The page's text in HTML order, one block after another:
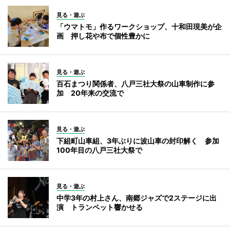
見る・遊ぶ
「ウマトモ」作るワークショップ、十和田現美が企
画 押し花や布で個性豊かに
見る・遊ぶ
百石まつり関係者、八戸三社大祭の山車制作に参
加 20年来の交流で
見る・遊ぶ
下組町山車組、3年ぶりに波山車の封印解く 参加
100年目の八戸三社大祭で
見る・遊ぶ
中学3年の村上さん、南郷ジャズで2ステージに出
演 トランペット響かせる